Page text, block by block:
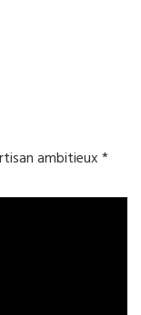
ambitieux *